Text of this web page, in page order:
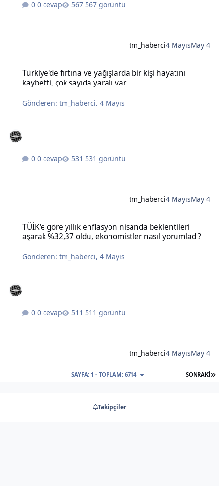
0 cevap 567 görüntü
tm_haberci4 MayısMay 4
Türkiye'de fırtına ve yağışlarda bir kişi hayatını
kaybetti, çok sayıda yaralı var
Gönderen:tm_haberci,4 Mayıs
0 cevap 531 görüntü
tm_haberci4 MayısMay 4
TÜİK'e göre yıllık enflasyon nisanda beklentileri
aşarak %32,37 oldu, ekonomistler nasıl yorumladı?
Gönderen:tm_haberci,4 Mayıs
0 cevap 511 görüntü
tm_haberci4 MayısMay 4
SONRAKI
SAYFA: 1 - TOPLAM: 6714
Takipçiler